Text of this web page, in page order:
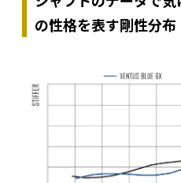
の性格を表す剛性分布